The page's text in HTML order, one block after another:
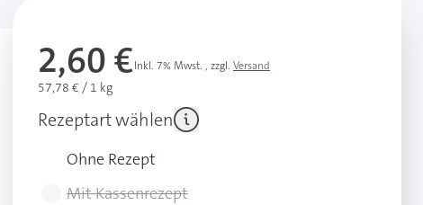
2,60 €Inkl. 7% Mwst. , zzgl. Versand
57,78 € / 1 kg
Rezeptart wählen
Ohne Rezept
Mit Kassenrezept